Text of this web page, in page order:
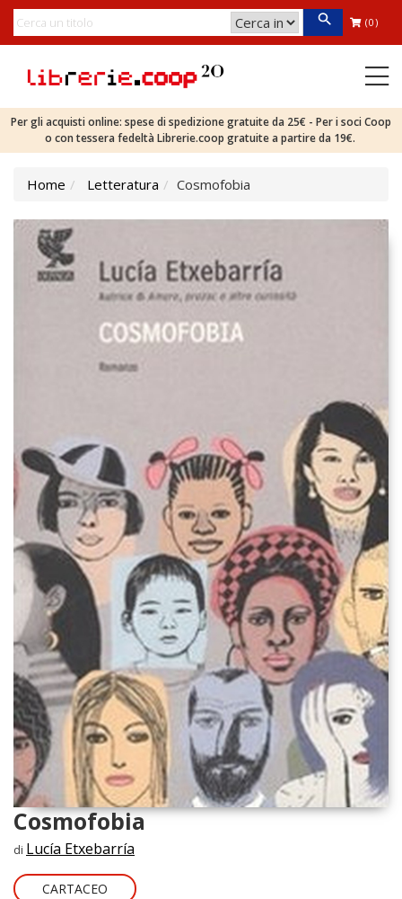
(0)
Per gli acquisti online: spese di spedizione gratuite da 25€ - Per i soci Coop
o con tessera fedeltà Librerie.coop gratuite a partire da 19€.
Home Letteratura Cosmofobia
Cosmofobia
di Lucía Etxebarría
CARTACEO